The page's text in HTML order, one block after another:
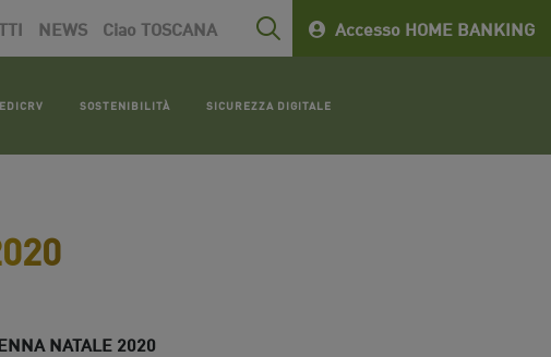
Accesso HOME BANKING
NEWS Ciao TOSCANA
SOSTENIBILITÀ SICUREZZA DIGITALE
NATALE 2020